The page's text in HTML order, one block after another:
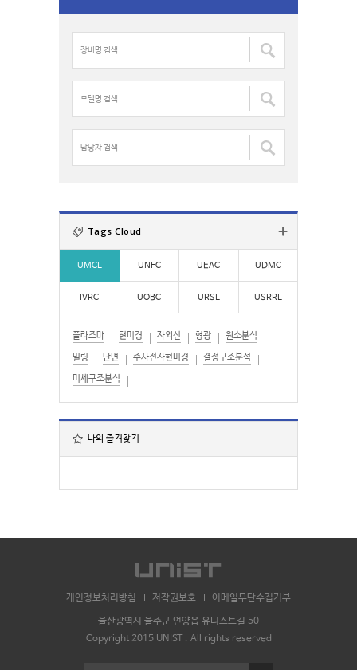
명
색
:
델
명
:자
:
Tags Cloud
UMCL UNFC UEAC UDMC
IVRC UOBC URSL USRRL
플라즈마 현미경 자외선 형광 원소분석
밀링 단면 주사전자현미경 결정구조분석
미세구조분석
나의 즐겨찾기
개인정보처리방침 저작권보호 이메일무단수집거부
울산광역시 울주군 언양읍 유니스트길 50
Copyright 2015 UNIST . All rights reserved